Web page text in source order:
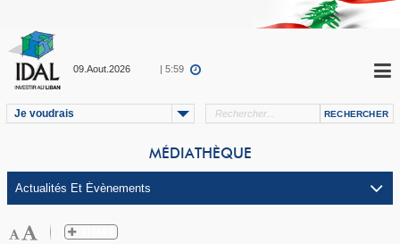
09.Aout.2026 | 5:59
Je voudrais
MÉDIATHÈQUE